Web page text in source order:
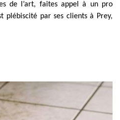
de l’art, faites appel à un pro
plébiscité par ses clients à Prey,